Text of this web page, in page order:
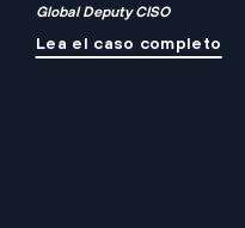
Global Deputy CISO
Lea el caso completo